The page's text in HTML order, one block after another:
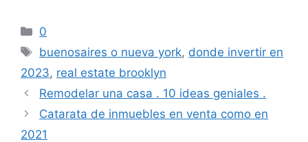
Categorías
0
Etiquetas
buenosaires o nueva york, donde invertir en
2023, real estate brooklyn
Remodelar una casa . 10 ideas geniales .
Catarata de inmuebles en venta como en
2021